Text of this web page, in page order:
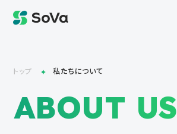
ABOUT US
トップ 私たちについて